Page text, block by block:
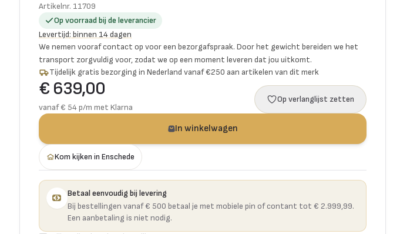
Artikelnr. 11709
Op voorraad bij de leverancier
Levertijd: binnen 14 dagen
We nemen vooraf contact op voor een bezorgafspraak. Door het gewicht bereiden we het
transport zorgvuldig voor, zodat we op een moment leveren dat jou uitkomt.
Tijdelijk gratis bezorging in Nederland vanaf €250 aan artikelen van dit merk
€ 639,00
vanaf € 54 p/m met Klarna
Op verlanglijst zetten
In winkelwagen
Kom kijken in Enschede
Betaal eenvoudig bij levering
Bij bestellingen vanaf € 500 betaal je met mobiele pin of contant tot € 2.999,99.
Een aanbetaling is niet nodig.